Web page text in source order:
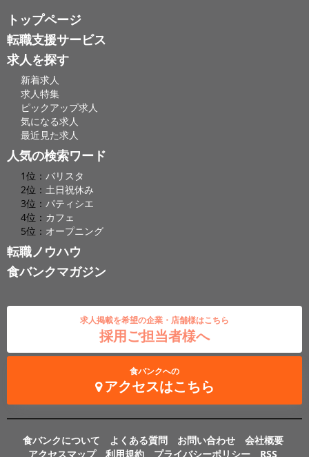
トップページ
転職支援サービス
求人を探す
新着求人
求人特集
ピックアップ求人
気になる求人
最近見た求人
人気の検索ワード
1位： バリスタ
2位： 土日祝休み
3位： パティシエ
4位： カフェ
5位： オープニング
転職ノウハウ
食バンクマガジン
求人掲載を希望の企業・店舗様はこちら
採用ご担当者様へ
食バンクへの
アクセスはこちら
食バンクについて よくある質問 お問い合わせ
会社概要
アクセスマップ
利用規約 プライバシーポリシー RSS